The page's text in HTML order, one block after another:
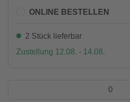
ONLINE BESTELLEN
2 Stück lieferbar
Zustellung 12.08. - 14.08.